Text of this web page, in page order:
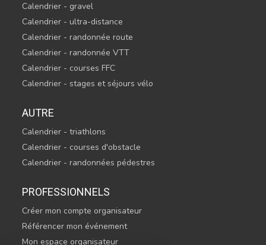
Calendrier - gravel
Calendrier - ultra-distance
Calendrier - randonnée route
Calendrier - randonnée VTT
Calendrier - courses FFC
Calendrier - stages et séjours vélo
AUTRE
Calendrier - triathlons
Calendrier - courses d'obstacle
Calendrier - randonnées pédestres
PROFESSIONNELS
Créer mon compte organisateur
Référencer mon événement
Mon espace organisateur